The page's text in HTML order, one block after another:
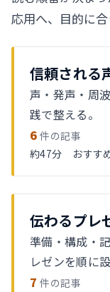
応用へ、目的に合
信頼される
声・発声・周
践で整える。
6 件の記事
約47分 おすす
伝わるプレ
準備・構成・
レゼンを順に
7 件の記事